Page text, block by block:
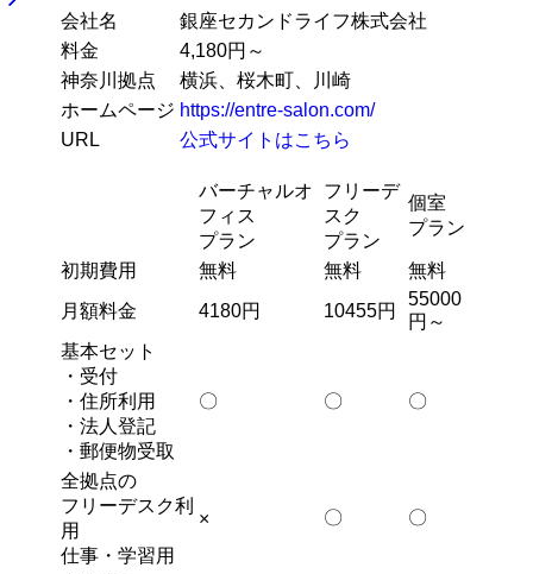
会社名
銀座セカンドライフ株式会社
料金
4,180円～
神奈川拠点
横浜、桜木町、川崎
ホームページ https://entre-salon.com/
URL
公式サイトはこちら
バーチャルオ
フィス
プラン
フリーデ
スク
プラン
個室
プラン
初期費用 無料 無料
無料
月額料金
4180円 10455円
55000
円～
基本セット
・受付
・住所利用
・法人登記
・郵便物受取
〇 〇 〇
全拠点の
フリーデスク利
用
仕事・学習用
× 〇 〇